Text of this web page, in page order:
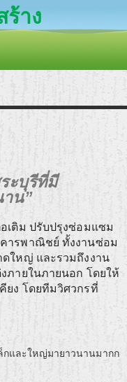
ร้าง
ะบุรีที่มี
าน”
เติม ปรับปรุงซ่อมแซม
ารพาณิชย์ ทั้งงานซ่อม
ดใหญ่ และรวมถึงงาน
ภายในภายนอก โดยให้
ยง โดยทีมวิศวกรที่
และใหญ่มายาวนานมากก